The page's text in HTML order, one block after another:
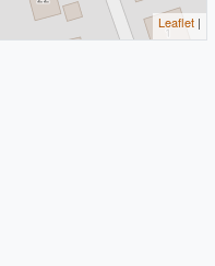
Leaflet |